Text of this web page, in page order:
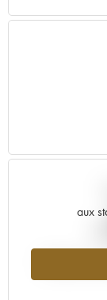
aux
Tendance à